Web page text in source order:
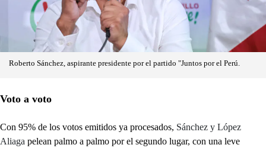
Roberto Sánchez, aspirante presidente por el partido "Juntos por el Perú.
Voto a voto
Con 95% de los votos emitidos ya procesados, Sánchez y López
Aliaga pelean palmo a palmo por el segundo lugar, con una leve